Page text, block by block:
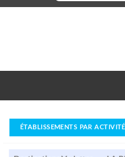
ÉTABLISSEMENTS PAR ACTIVITÉ